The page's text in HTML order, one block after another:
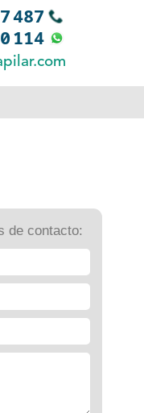
de contacto: